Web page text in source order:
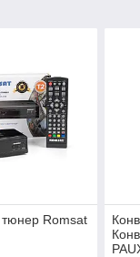
Romsat